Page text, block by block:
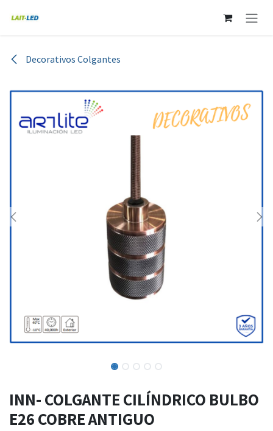
Decorativos Colgantes
INN- COLGANTE CILÍNDRICO BULBO
E26 COBRE ANTIGUO